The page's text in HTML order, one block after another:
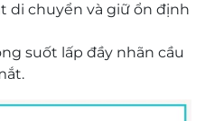
di chuyển và giữ ổn định
suốt lấp đầy nhãn cầu